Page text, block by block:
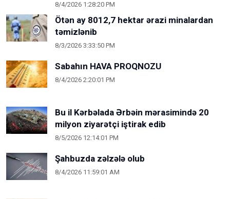
8/4/2026 1:28:20 PM
Ötən ay 8012,7 hektar ərazi minalardan
təmizlənib
8/3/2026 3:33:50 PM
Sabahın HAVA PROQNOZU
8/4/2026 2:20:01 PM
Bu il Kərbəlada Ərbəin mərasimində 20
milyon ziyarətçi iştirak edib
8/5/2026 12:14:01 PM
Şahbuzda zəlzələ olub
8/4/2026 11:59:01 AM